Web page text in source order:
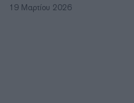
19 Μαρτίου 2026